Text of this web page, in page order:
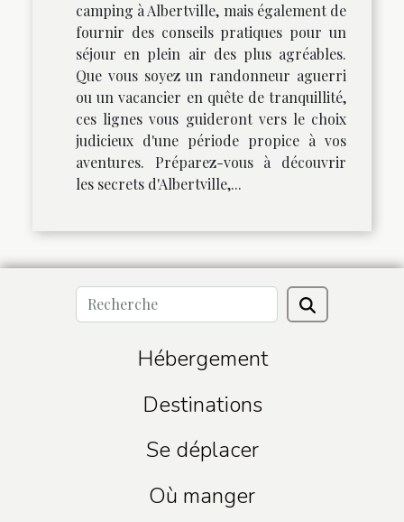
camping à Albertville, mais également de
fournir des conseils pratiques pour un
séjour en plein air des plus agréables.
Que vous soyez un randonneur aguerri
ou un vacancier en quête de tranquillité,
ces lignes vous guideront vers le choix
judicieux d'une période propice à vos
aventures. Préparez-vous à découvrir
les secrets d'Albertville,...
Hébergement
Destinations
Se déplacer
Où manger